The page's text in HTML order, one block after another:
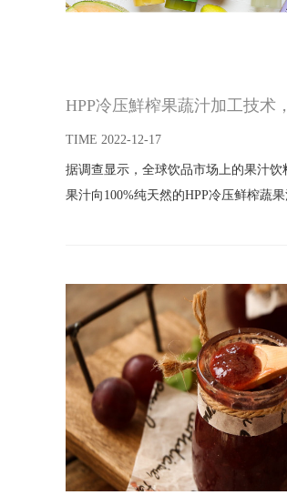
HPP冷压鮮榨果蔬汁加工技术
新风潮
TIME 2022-12-17
据调查显示，全球饮品市场上的果汁饮
果汁向100%纯天然的HPP冷压鲜榨蔬果